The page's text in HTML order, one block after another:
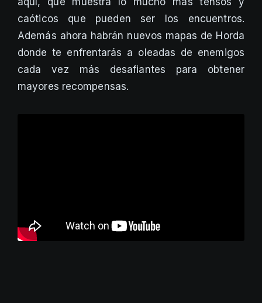
caóticos que pueden ser los encuentros.
Además ahora habrán nuevos mapas de Horda
donde te enfrentarás a oleadas de enemigos
cada vez más desafiantes para obtener
mayores recompensas.